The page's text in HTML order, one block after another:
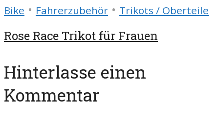
Bike • Fahrerzubehör • Trikots / Oberteile
Rose Race Trikot für Frauen
Hinterlasse einen
Kommentar